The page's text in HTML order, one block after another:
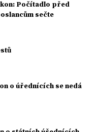
Počítadlo před
sečte
o úřednících se nedá